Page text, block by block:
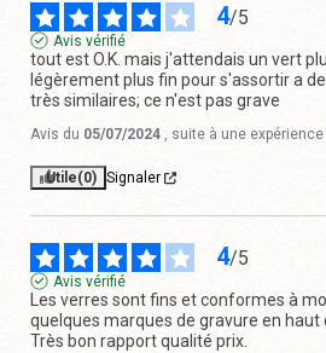
4/5
Avis vérifié
tout est O.K. mais j'attendais un vert
légèrement plus fin pour s'assortir a
très similaires; ce n'est pas grave
Avis du 05/07/2024 , suite à une expérience
Utile(0) Signaler
4/5
Avis vérifié
Les verres sont fins et conformes à
quelques marques de gravure en haut
Très bon rapport qualité prix.